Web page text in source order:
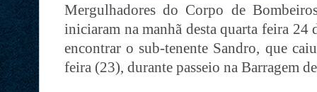
Mergulhadores do Corpo de
iniciaram na manhã desta quarta feira 24
encontrar o sub-tenente Sandro, que
feira (23), durante passeio na Barragem